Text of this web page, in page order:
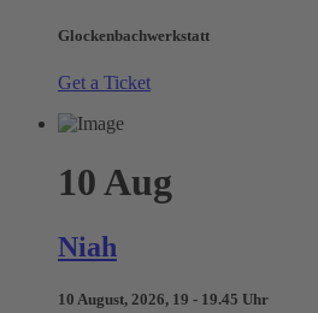
Glockenbachwerkstatt
Get a Ticket
10Aug
Niah
10 August, 2026, 19 - 19.45 Uhr